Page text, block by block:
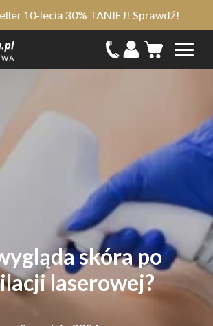
10-lecia 30% TANIEJ! Sprawdź!
skóra po
laserowej?